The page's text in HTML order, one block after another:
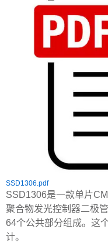
SSD1306.pdf
SSD1306是一款单片
聚合物发光控制器二极
64个公共部分组成。这
计。